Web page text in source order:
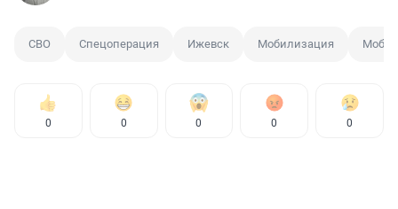
СВО Спецоперация Ижевск Мобилизация
0 0 0 0 0